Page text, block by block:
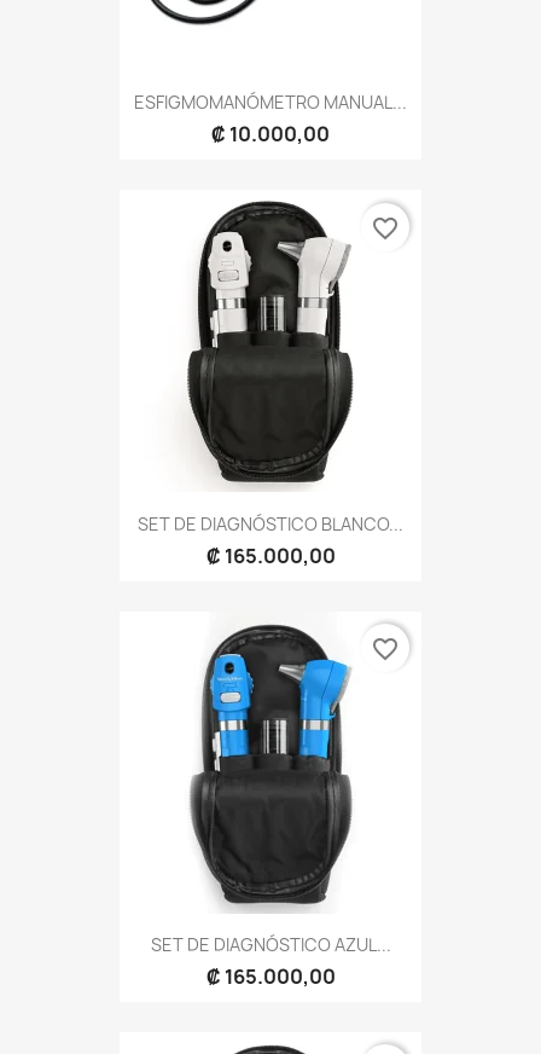
ESFIGMOMANÓMETRO MANUAL...
₡ 10.000,00
SET DE DIAGNÓSTICO BLANCO...
₡ 165.000,00
favorite_border
SET DE DIAGNÓSTICO AZUL...
₡ 165.000,00
favorite_border